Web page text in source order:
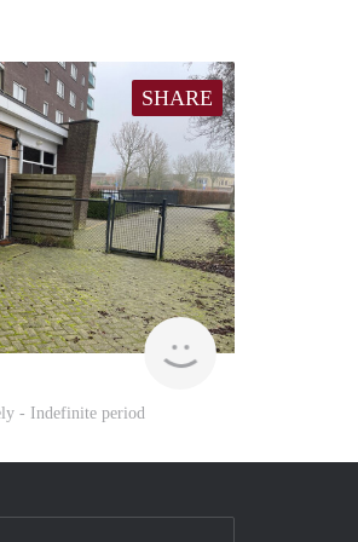
SHARE
GrunoVerhuur
- Indefinite period